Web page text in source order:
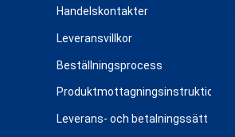
Handelskontakter
Leveransvillkor
Beställningsprocess
Produktmottagningsinstruktioner
Leverans- och betalningssätt